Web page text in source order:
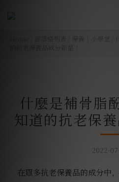
保養｜小學堂
什麼是補骨脂
知道的抗老保
2022-
在眾多抗老保養品的成分中